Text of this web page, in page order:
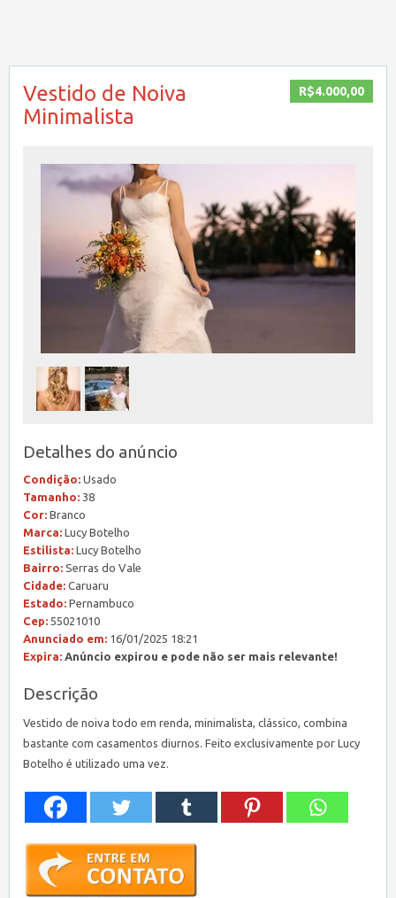
R$4.000,00
Vestido de Noiva
Minimalista
Detalhes do anúncio
Condição: Usado
Tamanho: 38
Cor: Branco
Marca: Lucy Botelho
Estilista: Lucy Botelho
Bairro: Serras do Vale
Cidade: Caruaru
Estado: Pernambuco
Cep: 55021010
Anunciado em: 16/01/2025 18:21
Expira: Anúncio expirou e pode não ser mais relevante!
Descrição
Vestido de noiva todo em renda, minimalista, clássico, combina
bastante com casamentos diurnos. Feito exclusivamente por Lucy
Botelho é utilizado uma vez.